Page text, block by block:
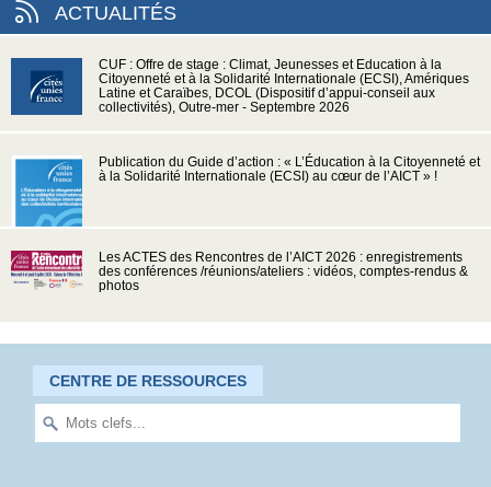
ACTUALITÉS
CUF : Offre de stage : Climat, Jeunesses et Education à la
Citoyenneté et à la Solidarité Internationale (ECSI), Amériques
Latine et Caraïbes, DCOL (Dispositif d’appui-conseil aux
collectivités), Outre-mer - Septembre 2026
Publication du Guide d’action : « L’Éducation à la Citoyenneté et
à la Solidarité Internationale (ECSI) au cœur de l’AICT » !
Les ACTES des Rencontres de l’AICT 2026 : enregistrements
des conférences /réunions/ateliers : vidéos, comptes-rendus &
photos
CENTRE DE RESSOURCES